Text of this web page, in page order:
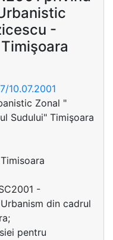
-
10.07.2001
Zonal "
Sudului" Timişoara
-
din cadrul
pentru